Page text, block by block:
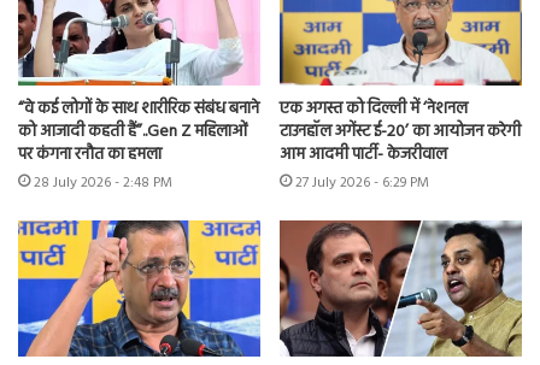
“वे कई लोगों के साथ शारीरिक संबंध बनाने
को आजादी कहती हैं”..Gen Z महिलाओं
पर कंगना रनौत का हमला
28 July 2026 - 2:48 PM
एक अगस्त को दिल्ली में ‘नेशनल
टाउनहॉल अगेंस्ट ई-20’ का आयोजन करेगी
आम आदमी पार्टी- केजरीवाल
27 July 2026 - 6:29 PM